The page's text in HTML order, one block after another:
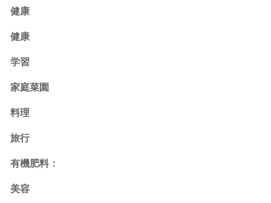
健康
健康
学習
家庭菜園
料理
旅行
有機肥料：
美容